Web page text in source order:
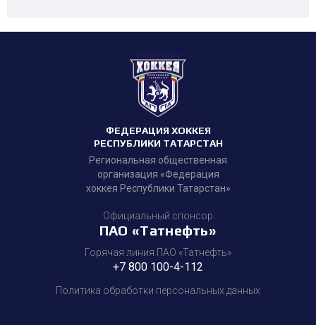
ФЕДЕРАЦИЯ ХОККЕЯ
РЕСПУБЛИКИ ТАТАРСТАН
Региональная общественная
организация «Федерация
хоккея Республики Татарстан»
Официальный спонсор
ПАО «Татнефть»
Горячая линия ПАО «Татнефть»
+7 800 100-4-112
Политика обработки персональных данных